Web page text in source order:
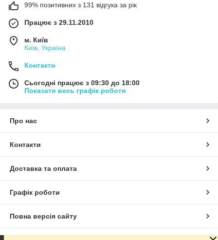
99% позитивних з 131 відгука за рік
Працює з 29.11.2010
м. Київ
Київ, Україна
Контакти
Сьогодні працює з 09:30 до 18:00
Показати весь графік роботи
Про нас
Контакти
Доставка та оплата
Графік роботи
Повна версія сайту